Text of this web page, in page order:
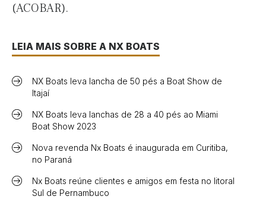
(ACOBAR).
LEIA MAIS SOBRE A NX BOATS
NX Boats leva lancha de 50 pés a Boat Show de
Itajaí
NX Boats leva lanchas de 28 a 40 pés ao Miami
Boat Show 2023
Nova revenda Nx Boats é inaugurada em Curitiba,
no Paraná
Nx Boats reúne clientes e amigos em festa no litoral
Sul de Pernambuco